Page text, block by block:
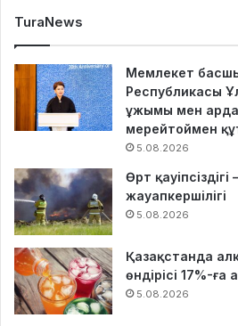
TuraNews
Мемлекет
Республикасы
ұжымы мен
мерейтоймен
5.08.2026
Өрт қауіпсіздігі
жауапкершілігі
5.08.2026
Қазақстанда
өндірісі 17%-ға
5.08.2026